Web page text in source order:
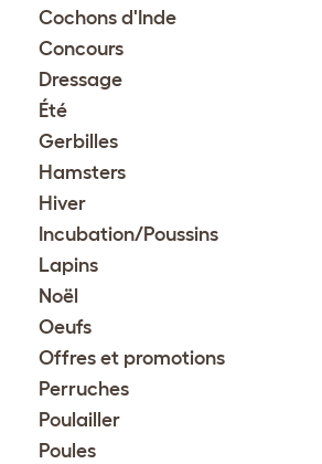
Cochons d'Inde
Concours
Dressage
Été
Gerbilles
Hamsters
Hiver
Incubation/Poussins
Lapins
Noël
Oeufs
Offres et promotions
Perruches
Poulailler
Poules